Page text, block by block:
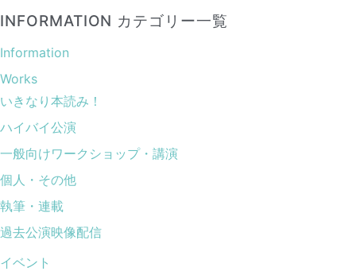
INFORMATION カテゴリー一覧
Information
Works
いきなり本読み！
ハイバイ公演
一般向けワークショップ・講演
個人・その他
執筆・連載
過去公演映像配信
イベント